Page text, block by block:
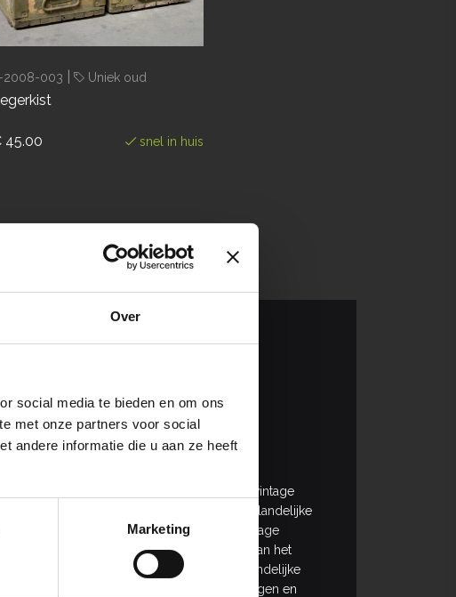
Over
social media te bieden en om ons
met onze partners voor social
andere informatie die u aan ze heeft
Marketing
2008-003 | Uniek oud
45.00 snel in huis
van Old BASICS!
van spullen, zoals vintage
! Houd je meer van een landelijke
, broodplanken en troggen, maar ook vintage
brengen je helemaal in de sfeer van het
brengen de gewenste sfeer in een landelijke
vind je bij OLD BASICS mooie oude troggen en